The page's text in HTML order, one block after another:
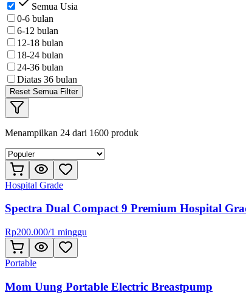
Semua Usia
0-6 bulan
6-12 bulan
12-18 bulan
18-24 bulan
24-36 bulan
Diatas 36 bulan
Reset Semua Filter
Menampilkan 24 dari 1600 produk
Hospital Grade
Spectra Dual Compact 9 Premium Hospital
Rp200.000/1 minggu
Portable
Mom Uung Portable Electric Breastpump